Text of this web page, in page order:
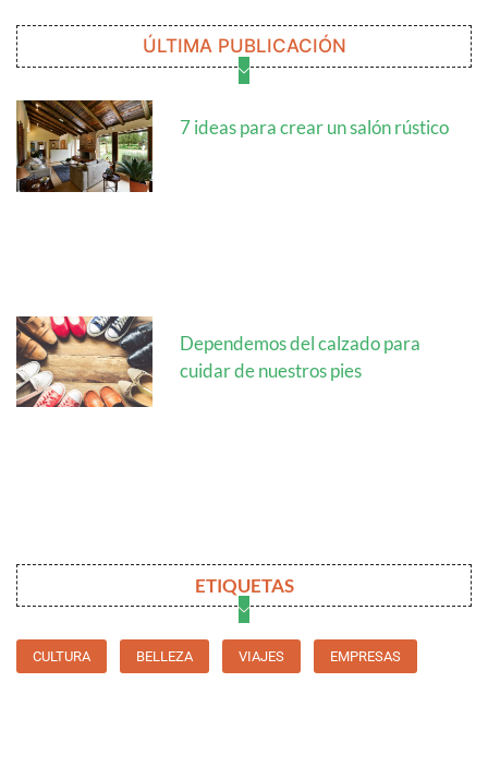
ÚLTIMA PUBLICACIÓN
7 ideas para crear un salón rústico
Dependemos del calzado para
cuidar de nuestros pies
ETIQUETAS
CULTURA BELLEZA VIAJES EMPRESAS